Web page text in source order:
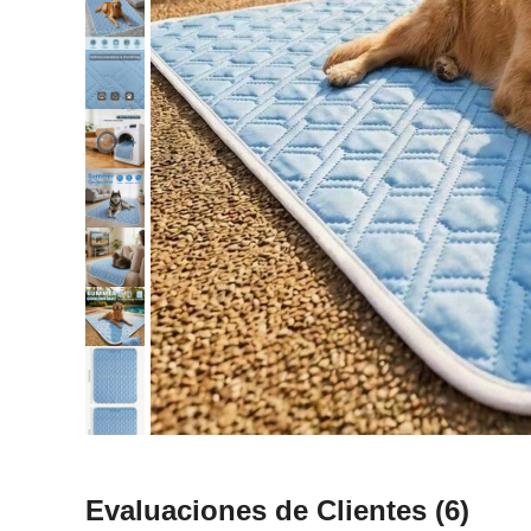
Evaluaciones de Clientes (6)